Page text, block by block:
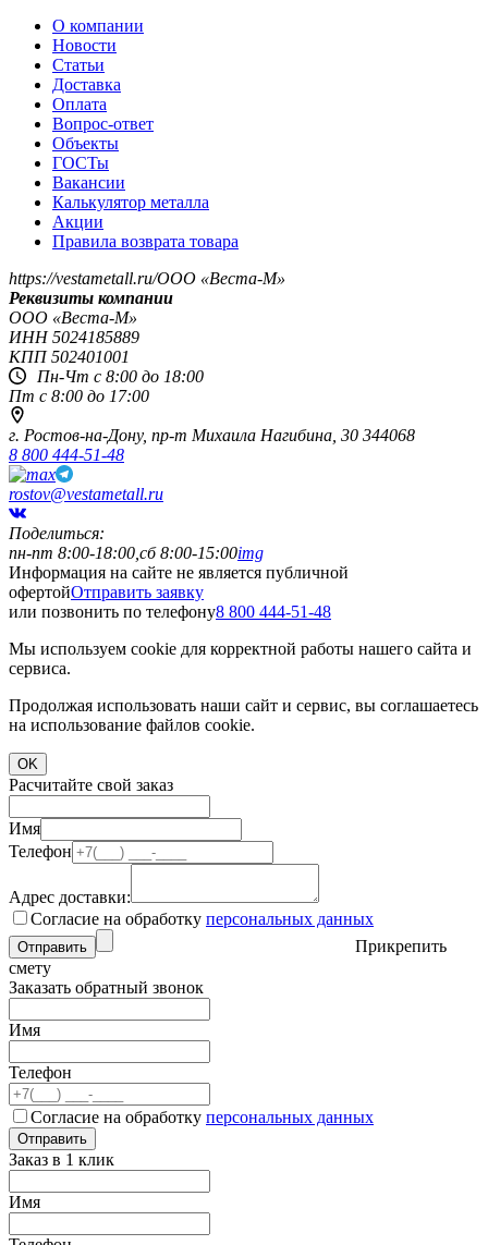
О компании
Новости
Статьи
Доставка
Оплата
Вопрос-ответ
Объекты
ГОСТы
Вакансии
Калькулятор металла
Акции
Правила возврата товара
https://vestametall.ru/OOO «Веста-М»
Реквизиты компании
OOO «Веста-М»
ИНН5024185889
КПП502401001
Пн-Чт с 8:00 до 18:00
Пт с 8:00 до 17:00
г. Ростов-на-Дону, пр-т Михаила Нагибина, 30 344068
8 800 444-51-48
rostov@vestametall.ru
Поделиться:
пн-пт 8:00-18:00,сб 8:00-15:00img
Информация на сайте не является публичной
офертойОтправить заявку
или позвонить по телефону8 800 444-51-48
Мы используем cookie для корректной работы нашего сайта и
сервиса.
Продолжая использовать наши сайт и сервис, вы соглашаетесь
на использование файлов cookie.
OK
Расчитайте свой заказ
Имя
Телефон
Адрес доставки:
Согласие на обработку персональных данных
Отправить
Прикрепить
смету
Заказать обратный звонок
Имя
Телефон
Согласие на обработку персональных данных
Отправить
Заказ в 1 клик
Имя